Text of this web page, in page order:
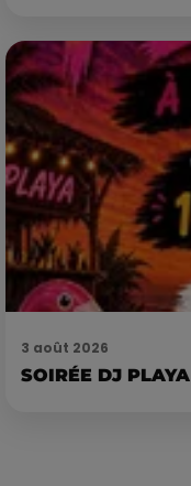
3 août 2026
SOIRÉE DJ PLAYA